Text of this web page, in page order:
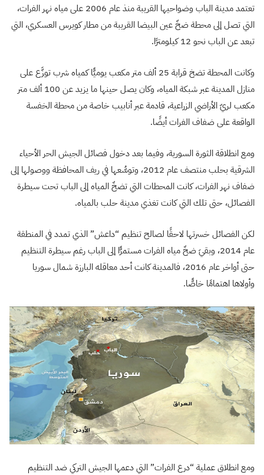
تعتمد مدينة الباب وضواحيها القريبة منذ عام 2006 على مياه نهر الفرات،
التي تصل إلى محطة ضخّ عين البيضا القريبة من مطار كويرس العسكري، التي
تبعد عن الباب نحو 12 كيلومترًا.
وكانت المحطة تضخ قرابة 25 ألف متر مكعب يوميًّا كمياه شرب توزَّع على
منازل المدينة عبر شبكة المياه، وكان يصل حينها ما يزيد عن 100 ألف متر
مكعب لريّ الأراضي الزراعية، قادمة عبر أنابيب خاصة من محطة الخفسة
الواقعة على ضفاف الفرات أيضًا.
ومع انطلاقة الثورة السورية، وفيما بعد دخول فصائل الجيش الحر الأحياء
الشرقية بحلب منتصف عام 2012، وتوسُّعها في ريف المحافظة ووصولها إلى
ضفاف نهر الفرات، كانت المحطات التي تضخّ المياه إلى الباب تحت سيطرة
الفصائل، حتى تلك التي كانت تغذي مدينة حلب بالمياه.
لكن الفصائل خسرتها لاحقًا لصالح تنظيم “داعش” الذي تمدد في المنطقة
عام 2014، وبقيَ ضخّ مياه الفرات مستمرًّا إلى الباب رغم سيطرة التنظيم
حتى أواخر عام 2016، فالمدينة كانت أحد معاقله البارزة شمال سوريا
وأولاها اهتمامًا خاصًّا.
ومع انطلاق عملية “درع الفرات” التي دعمها الجيش التركي ضد التنظيم